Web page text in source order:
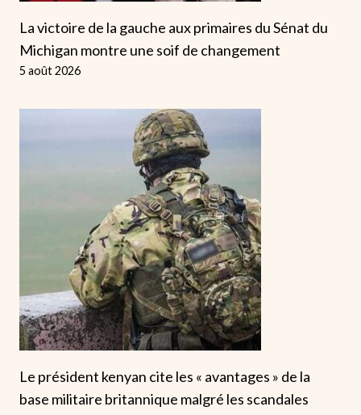
La victoire de la gauche aux primaires du Sénat du
Michigan montre une soif de changement
5 août 2026
Le président kenyan cite les « avantages » de la
base militaire britannique malgré les scandales